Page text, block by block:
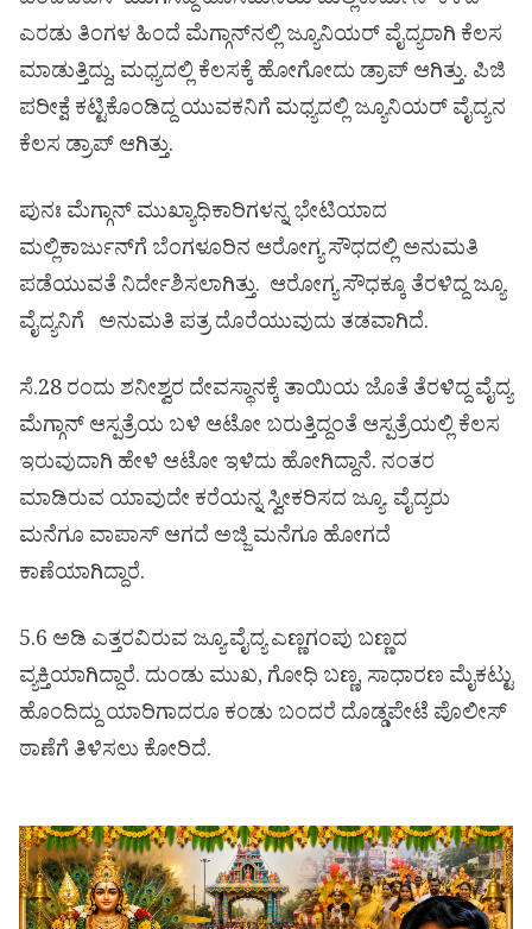
ಎರಡು ತಿಂಗಳ ಹಿಂದೆ ಮೆಗ್ಗಾನ್‌ನಲ್ಲಿ ಜ್ಯೂನಿಯರ್ ವೈದ್ಯರಾಗಿ ಕೆಲಸ
ಮಾಡುತ್ತಿದ್ದು, ಮಧ್ಯದಲ್ಲಿ ಕೆಲಸಕ್ಕೆ ಹೋಗೋದು ಡ್ರಾಪ್ ಆಗಿತ್ತು. ಪಿಜಿ
ಪರೀಕ್ಷೆ ಕಟ್ಟಿಕೊಂಡಿದ್ದ ಯುವಕನಿಗೆ ಮಧ್ಯದಲ್ಲಿ ಜ್ಯೂನಿಯರ್ ವೈದ್ಯನ
ಕೆಲಸ ಡ್ರಾಪ್ ಆಗಿತ್ತು.
ಪುನಃ ಮೆಗ್ಗಾನ್ ಮುಖ್ಯಾಧಿಕಾರಿಗಳನ್ನ ಭೇಟಿಯಾದ
ಮಲ್ಲಿಕಾರ್ಜುನ್‌ಗೆ ಬೆಂಗಳೂರಿನ ಆರೋಗ್ಯ ಸೌಧದಲ್ಲಿ ಅನುಮತಿ
ಪಡೆಯುವತೆ ನಿರ್ದೇಶಿಸಲಾಗಿತ್ತು. ಆರೋಗ್ಯ ಸೌಧಕ್ಕೂ ತೆರಳಿದ್ದ ಜ್ಯೂ
ವೈದ್ಯನಿಗೆ ಅನುಮತಿ ಪತ್ರ ದೊರೆಯುವುದು ತಡವಾಗಿದೆ.
ಸೆ.28 ರಂದು ಶನೀಶ್ವರ ದೇವಸ್ಥಾನಕ್ಕೆ ತಾಯಿಯ ಜೊತೆ ತೆರಳಿದ್ದ ವೈದ್ಯ
ಮೆಗ್ಗಾನ್ ಆಸ್ಪತ್ರೆಯ ಬಳಿ ಆಟೋ ಬರುತ್ತಿದ್ದಂತೆ ಆಸ್ಪತ್ರೆಯಲ್ಲಿ ಕೆಲಸ
ಇರುವುದಾಗಿ ಹೇಳಿ ಆಟೋ ಇಳಿದು ಹೋಗಿದ್ದಾನೆ. ನಂತರ
ಮಾಡಿರುವ ಯಾವುದೇ ಕರೆಯನ್ನ ಸ್ವೀಕರಿಸದ ಜ್ಯೂ. ವೈದ್ಯರು
ಮನೆಗೂ ವಾಪಾಸ್ ಆಗದೆ ಅಜ್ಜಿ ಮನೆಗೂ ಹೋಗದೆ
ಕಾಣೆಯಾಗಿದ್ದಾರೆ.
5.6 ಅಡಿ ಎತ್ತರವಿರುವ ಜ್ಯೂ.ವೈದ್ಯ ಎಣ್ಣಗಂಪು ಬಣ್ಣದ
ವ್ಯಕ್ತಿಯಾಗಿದ್ದಾರೆ. ದುಂಡು ಮುಖ, ಗೋಧಿ ಬಣ್ಣ, ಸಾಧಾರಣ ಮೈಕಟ್ಟು
ಹೊಂದಿದ್ದು ಯಾರಿಗಾದರೂ ಕಂಡು ಬಂದರೆ ದೊಡ್ಡಪೇಟೆ ಪೊಲೀಸ್
ಠಾಣೆಗೆ ತಿಳಿಸಲು ಕೋರಿದೆ.